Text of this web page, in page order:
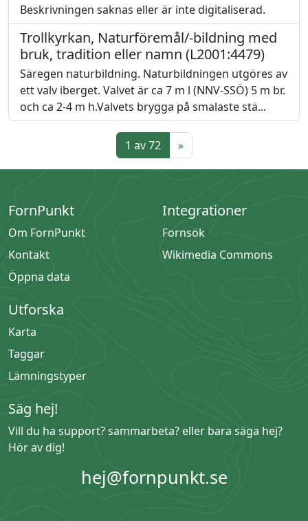
Beskrivningen saknas eller är inte digitaliserad.
Trollkyrkan, Naturföremål/-bildning med
bruk, tradition eller namn (L2001:4479)
Säregen naturbildning. Naturbildningen utgöres av
ett valv iberget. Valvet är ca 7 m l (NNV-SSÖ) 5 m br.
och ca 2-4 m h.Valvets brygga på smalaste stä...
1 av 72 »
FornPunkt
Om FornPunkt
Kontakt
Öppna data
Integrationer
Fornsök
Wikimedia Commons
Utforska
Karta
Taggar
Lämningstyper
Säg hej!
Vill du ha support? sammarbeta? eller bara säga hej?
Hör av dig!
hej@fornpunkt.se